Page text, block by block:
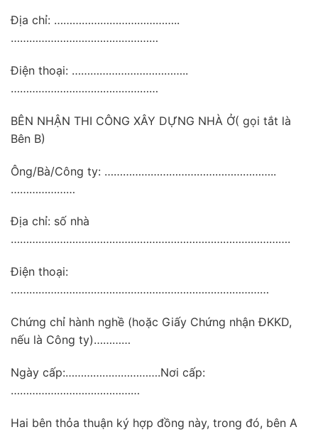
Địa chỉ: …………………………………..
…………………………………………
Điện thoại: ………………………………..
…………………………………………
BÊN NHẬN THI CÔNG XÂY DỰNG NHÀ Ở( gọi tắt là
Bên B)
Ông/Bà/Công ty: ………………………………………………..
…………………
Địa chỉ: số nhà
……………………………………………………………………………….
Điện thoại:
…………………………………………………………………………
Chứng chỉ hành nghề (hoặc Giấy Chứng nhận ĐKKD,
nếu là Công ty)…………
Ngày cấp:………………………….Nơi cấp:
……………………………………
Hai bên thỏa thuận ký hợp đồng này, trong đó, bên A